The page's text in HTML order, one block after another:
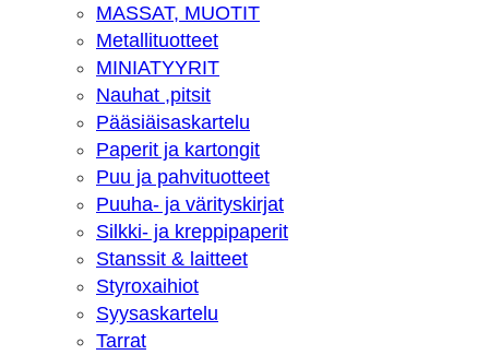
MASSAT, MUOTIT
Metallituotteet
MINIATYYRIT
Nauhat ,pitsit
Pääsiäisaskartelu
Paperit ja kartongit
Puu ja pahvituotteet
Puuha- ja värityskirjat
Silkki- ja kreppipaperit
Stanssit & laitteet
Styroxaihiot
Syysaskartelu
Tarrat